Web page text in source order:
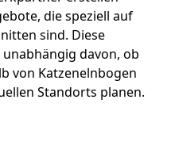
die speziell auf
sind. Diese
davon, ob
von Katzenelnbogen
Standorts planen.